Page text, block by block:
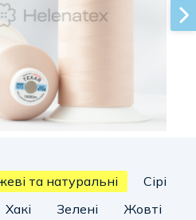
та натуральні
Сірі
Хакі Зелені
Жовті